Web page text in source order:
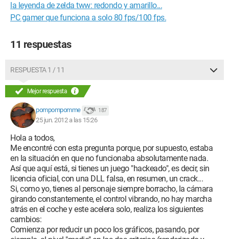
la leyenda de zelda tww: redondo y amarillo...
PC gamer que funciona a solo 80 fps/100 fps.
11 respuestas
RESPUESTA 1 / 11
Mejor respuesta
pompompomme 187
25 jun. 2012 a las 15:26
Hola a todos,
Me encontré con esta pregunta porque, por supuesto, estaba
en la situación en que no funcionaba absolutamente nada.
Así que aquí está, si tienes un juego "hackeado", es decir, sin
licencia oficial, con una DLL falsa, en resumen, un crack...
Si, como yo, tienes al personaje siempre borracho, la cámara
girando constantemente, el control vibrando, no hay marcha
atrás en el coche y este acelera solo, realiza los siguientes
cambios:
Comienza por reducir un poco los gráficos, pasando, por